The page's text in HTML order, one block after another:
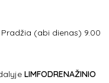
(abi dienas) 9.00
LIMFODRENAŽINIO